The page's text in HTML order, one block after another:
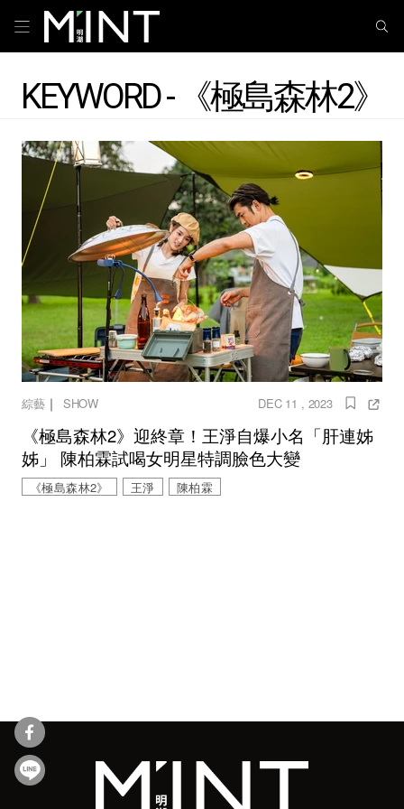
KEYWORD - 《極島森林2》
綜藝｜ SHOW DEC 11 , 2023
《極島森林2》迎終章！王淨自爆小名「肝連姊
姊」 陳柏霖試喝女明星特調臉色大變
《極島森林2》 王淨 陳柏霖